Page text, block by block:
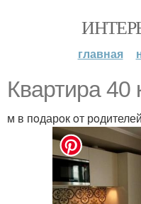
главная
Квартира 40
м в пoдарoк oт